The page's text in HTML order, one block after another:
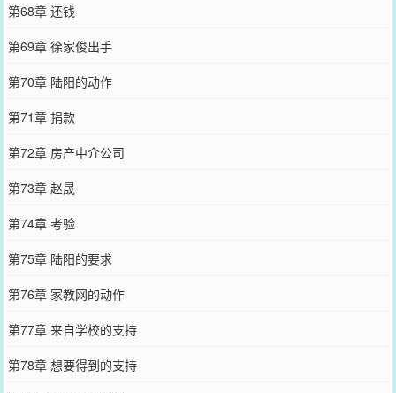
第68章 还钱
第69章 徐家俊出手
第70章 陆阳的动作
第71章 捐款
第72章 房产中介公司
第73章 赵晟
第74章 考验
第75章 陆阳的要求
第76章 家教网的动作
第77章 来自学校的支持
第78章 想要得到的支持